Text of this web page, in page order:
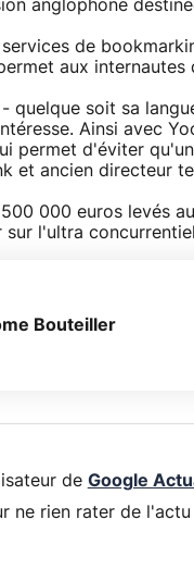
anglophone
de
aux
quelque soit sa
Ainsi avec
permet d'éviter
et ancien directeur
000 euros levés
sur l'ultra
Bouteiller
de Google
ne rien rater de l'actu